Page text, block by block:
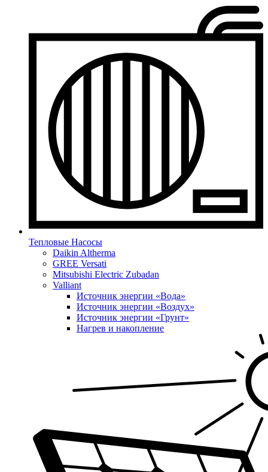
Тепловые Насосы
Daikin Altherma
GREE Versati
Mitsubishi Electric Zubadan
Valliant
Источник энергии «Вода»
Источник энергии «Воздух»
Источник энергии «Грунт»
Нагрев и накопление